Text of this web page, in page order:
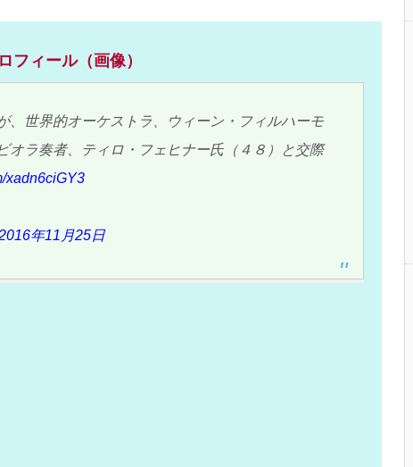
フィール（画像）
、世界的オーケストラ、ウィーン・フィルハーモ
オラ奏者、ティロ・フェヒナー氏（４８）と交際
xadn6ciGY3
年11月25日